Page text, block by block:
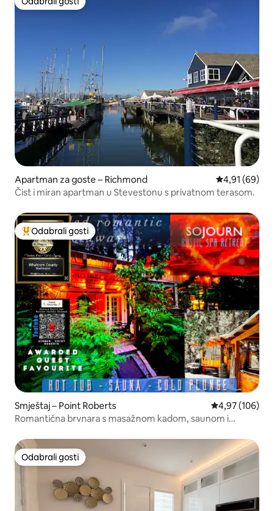
Odabrali gosti
Apartman za goste – Richmond Prosječna
4,91 (69)
Čist i miran apartman u Stevestonu s privatnom terasom.
Među najviše rangiranima s oznakom „Odabrali gosti”
Odabrali gosti
Smještaj – Point Roberts Prosječna
4,97 (106)
Romantična brvnara s masažnom kadom, saunom i
Odabrali gosti
Odabrali gosti